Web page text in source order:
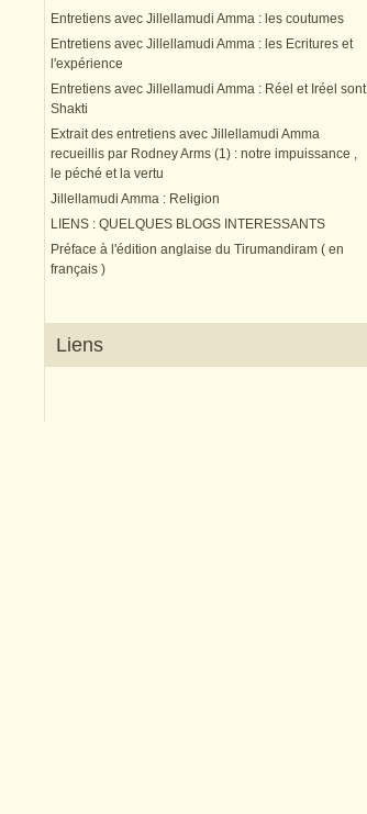
Entretiens avec Jillellamudi Amma : les coutumes
Entretiens avec Jillellamudi Amma : les Ecritures et
l'expérience
Entretiens avec Jillellamudi Amma : Réel et Iréel sont
Shakti
Extrait des entretiens avec Jillellamudi Amma
recueillis par Rodney Arms (1) : notre impuissance ,
le péché et la vertu
Jillellamudi Amma : Religion
LIENS : QUELQUES BLOGS INTERESSANTS
Préface à l'édition anglaise du Tirumandiram ( en
français )
Liens